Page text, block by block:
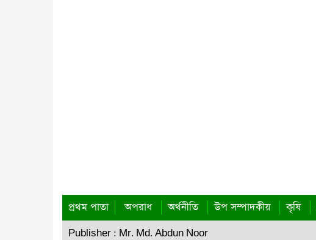
প্রথম পাতা অপরাধ অর্থনীতি উপ সম্পাদকীয় কৃষি
Publisher : Mr. Md. Abdun Noor